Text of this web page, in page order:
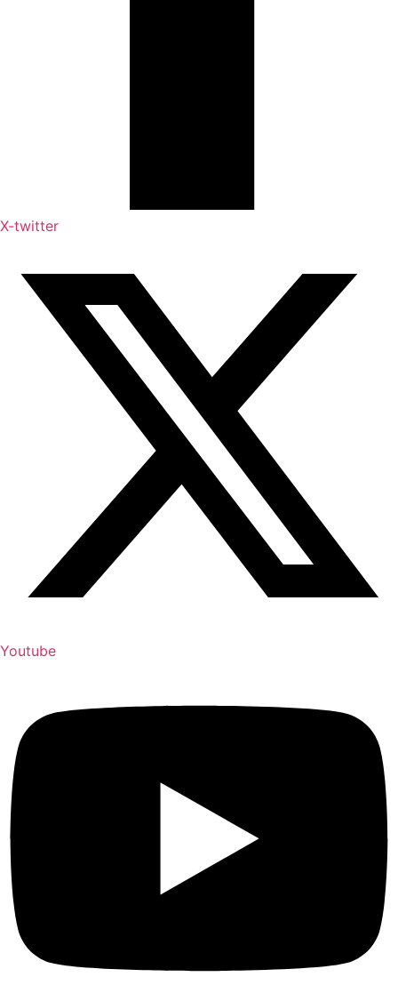
X-twitter
Youtube